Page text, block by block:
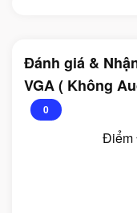
Đánh giá &
VGA ( Không
0
Điểm